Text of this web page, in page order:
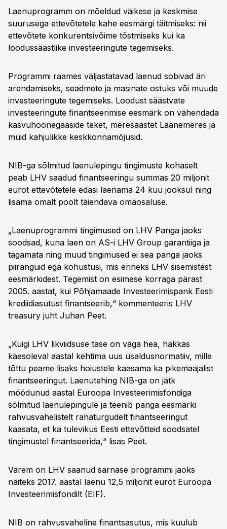
Laenuprogramm on mõeldud väikese ja keskmise
suurusega ettevõtetele kahe eesmärgi täitmiseks: nii
ettevõtete konkurentsivõime tõstmiseks kui ka
loodussäästlike investeeringute tegemiseks.
Programmi raames väljastatavad laenud sobivad äri
arendamiseks, seadmete ja masinate ostuks või muude
investeeringute tegemiseks. Loodust säästvate
investeeringute finantseerimise eesmärk on vähendada
kasvuhoonegaaside teket, meresaastet Läänemeres ja
muid kahjulikke keskkonnamõjusid.
NIB-ga sõlmitud laenulepingu tingimuste kohaselt
peab LHV saadud finantseeringu summas 20 miljonit
eurot ettevõtetele edasi laenama 24 kuu jooksul ning
lisama omalt poolt täiendava omaosaluse.
„Laenuprogrammi tingimused on LHV Panga jaoks
soodsad, kuna laen on AS-i LHV Group garantiiga ja
tagamata ning muud tingimused ei sea panga jaoks
piiranguid ega kohustusi, mis erineks LHV sisemistest
eesmärkidest. Tegemist on esimese korraga pärast
2005. aastat, kui Põhjamaade Investeerimispank Eesti
krediidiasutust finantseerib,“ kommenteeris LHV
treasury juht Juhan Peet.
„Kuigi LHV likviidsuse tase on väga hea, hakkas
käesoleval aastal kehtima uus usaldusnormatiiv, mille
tõttu peame lisaks hoiustele kaasama ka pikemaajalist
finantseeringut. Laenutehing NIB-ga on jätk
möödunud aastal Euroopa Investeerimisfondiga
sõlmitud laenulepingule ja teenib panga eesmärki
rahvusvahelistelt rahaturgudelt finantseeringut
kaasata, et ka tulevikus Eesti ettevõtteid soodsatel
tingimustel finantseerida,“ lisas Peet.
Varem on LHV saanud sarnase programmi jaoks
näiteks 2017. aastal laenu 12,5 miljonit eurot Euroopa
Investeerimisfondilt (EIF).
NIB on rahvusvaheline finantsasutus, mis kuulub